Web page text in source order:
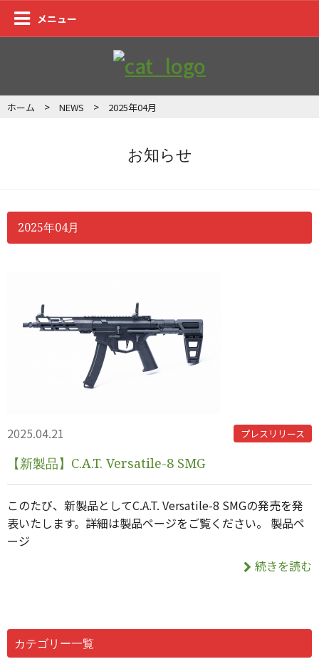
メニュー
ホーム > NEWS > 2025年04月
お知らせ
2025年04月
【新製品】C.A.T. Versatile-8 SMG
2025.04.21 プレスリリース
このたび、新製品としてC.A.T. Versatile-8 SMGの発売を発
表いたします。詳細は製品ページをご覧ください。 製品ペ
ージ
続きを読む
カテゴリー一覧